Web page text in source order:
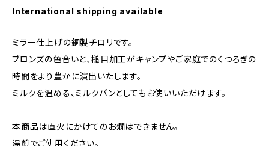
International shipping available
ミラー仕上げの銅製チロリです。
ブロンズの色合いと、槌目加工がキャンプやご家庭でのくつろぎの
時間をより豊かに演出いたします。
ミルクを温める、ミルクパンとしてもお使いいただけます。
本商品は直火にかけてのお燗はできません。
湯煎でご使用ください。